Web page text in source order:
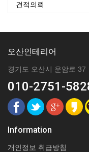
견적의뢰
오산인테리어
경기도 오산시 운암로 37
010-2751-
Information
개인정보 취급방침